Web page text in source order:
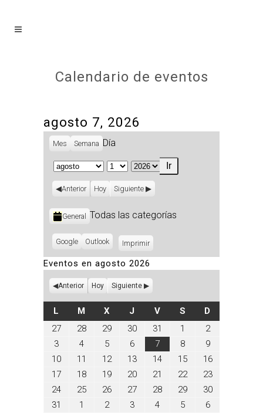
Calendario de eventos
agosto 7, 2026
Mes Semana Día
Mes
Día
Año
Anterior Hoy Siguiente
Categorías
General Todas las categorías
Subscribe
Google
Subscribe
Outlook ImprimirVistas
Eventos en agosto 2026
Anterior Hoy Siguiente
L LUNES
M MARTES
XMIÉRCOLES
J JUEVES
VVIERNES
SSÁBADO
D
27julio
28julio
29julio
30julio
30,
31
31,
1
agosto
2026
2agosto
2,
2026
3agosto
3,
2026
4agosto
4,
2026
5agosto
5,
2026
6agosto
6,
2026
7agosto
7,
2026
8agosto
8,
2026
9agosto
9,
2026
10agosto
10,
11
agosto
2026
12agosto
2026
13agosto
2026
14agosto
2026
15agosto
2026
16agosto
2026
17agosto
2026
18agosto
18,
2026
19agosto
2026
20agosto
20,
2026
21
agosto
2026
22agosto
2026
23agosto
23,
2026
24agosto
25agosto
26agosto
27agosto
28agosto
29agosto
30agosto
31
agosto
1
septiembre
2septiembre
3septiembre
4septiembre
5septiembre
6septiembre